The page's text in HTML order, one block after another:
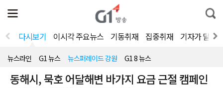
전
체
뉴
열
통
합
색
다시보기 이시각 주요뉴스 기동취재 집중취재 기자가 달려
뉴스라인 G1 뉴스 뉴스퍼레이드 강원 G1 8 뉴스
동해시, 묵호 어달해변 바가지 요금 근절 캠페인